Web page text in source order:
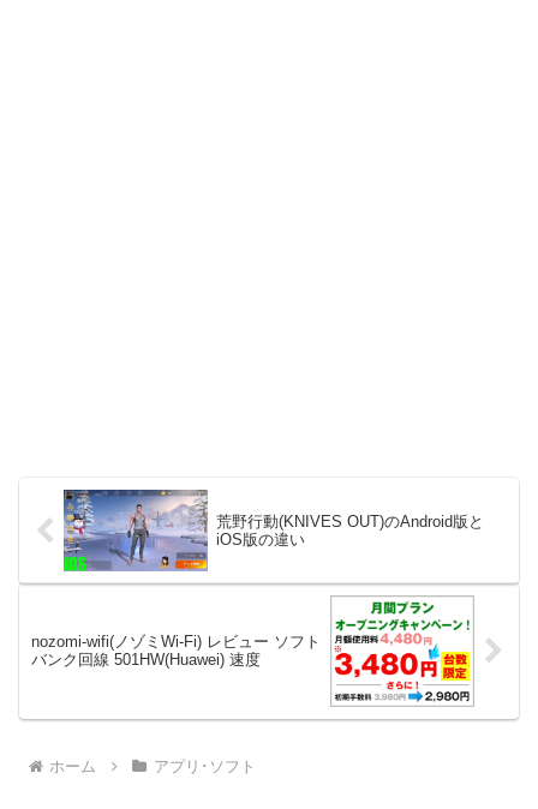
荒野行動(KNIVES OUT)のAndroid版と
iOS版の違い
nozomi-wifi(ノゾミWi-Fi) レビュー ソフト
バンク回線 501HW(Huawei) 速度
ホーム アプリ･ソフト